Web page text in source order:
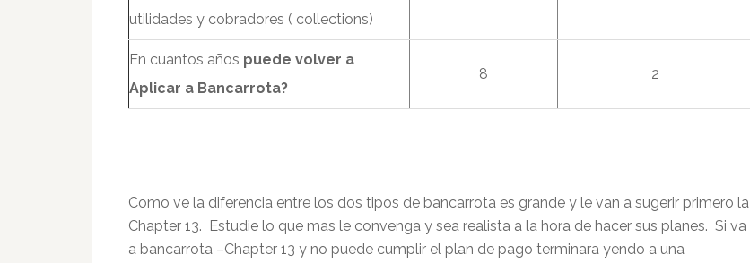
utilidades y cobradores ( collections)
En cuantos años puede volver a
Aplicar a Bancarrota?
8 2
Como ve la diferencia entre los dos tipos de bancarrota es grande y le van a sugerir primero la
Chapter 13. Estudie lo que mas le convenga y sea realista a la hora de hacer sus planes. Si va
a bancarrota –Chapter 13 y no puede cumplir el plan de pago terminara yendo a una